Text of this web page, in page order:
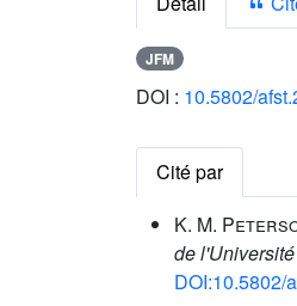
JFM
DOI : 10.5802/
Cité par
K. M.
de
DOI:10.5802/